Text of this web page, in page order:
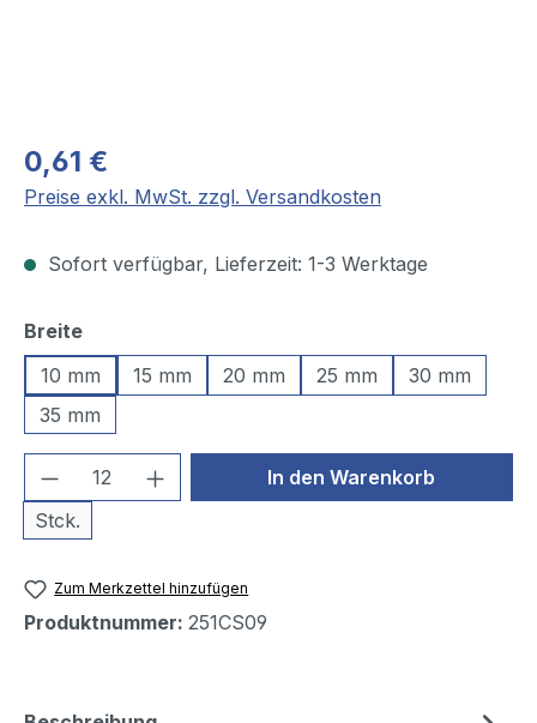
0,61 €
Preise exkl. MwSt. zzgl. Versandkosten
Sofort verfügbar, Lieferzeit: 1-3 Werktage
Breiteauswählen
10 mm
15 mm 20 mm 25 mm
30 mm
35 mm
Produkt Anzahl: Gib den
Stck.
In den Warenkorb
Zum Merkzettel hinzufügen
Produktnummer: 251CS09